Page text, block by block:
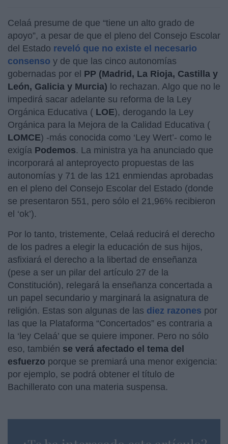
Celaá presume de que “tiene un alto grado de
apoyo”, a pesar de que el pleno del Consejo Escolar
del Estado reveló que no existe el necesario
consenso y de que las cinco autonomías
gobernadas por el PP (Madrid, La Rioja, Castilla y
León, Galicia y Murcia) lo rechazan. Algo que no le
impedirá sacar adelante su reforma de la Ley
Orgánica Educativa ( LOE), derogando la Ley
Orgánica para la Mejora de la Calidad Educativa (
LOMCE) -más conocida como ‘Ley Wert’- como le
exigía Podemos. La ministra ya ha anunciado que
incorporará al anteproyecto propuestas de las
autonomías y 71 de las 121 enmiendas aprobadas
en el pleno del Consejo Escolar del Estado (donde
se presentaron 551, pero sólo el 21,96% recibieron
el ‘ok’).
Por lo tanto, tristemente, Celaá reducirá el derecho
de los padres a elegir la educación de sus hijos,
asfixiará el derecho a la libertad de enseñanza
(pese a ser un pilar del artículo 27 de la
Constitución), relegará la enseñanza concertada a
un papel secundario y marginará la asignatura de
religión. Estas son algunas de las diez razones por
las que la Plataforma “Concertados” es contraria a
la ‘ley Celaá’ que se quiere imponer. Pero no sólo
eso, también se verá afectado el tema del
esfuerzo porque se premiará una menor exigencia:
por ejemplo, se podrá obtener el título de
Bachillerato con una materia suspensa.